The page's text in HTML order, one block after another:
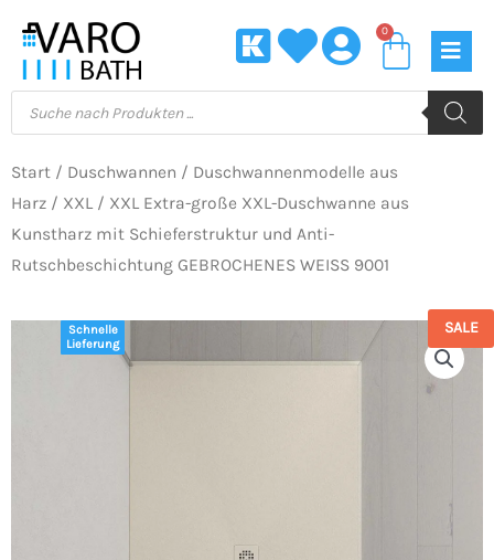
Inhalt
springen
0
Products
search
Start / Duschwannen / Duschwannenmodelle aus
Harz / XXL/ XXL Extra-große XXL-Duschwanne aus
Kunstharz mit Schieferstruktur und Anti-
Rutschbeschichtung GEBROCHENES WEISS 9001
Schnelle
Lieferung
SALE